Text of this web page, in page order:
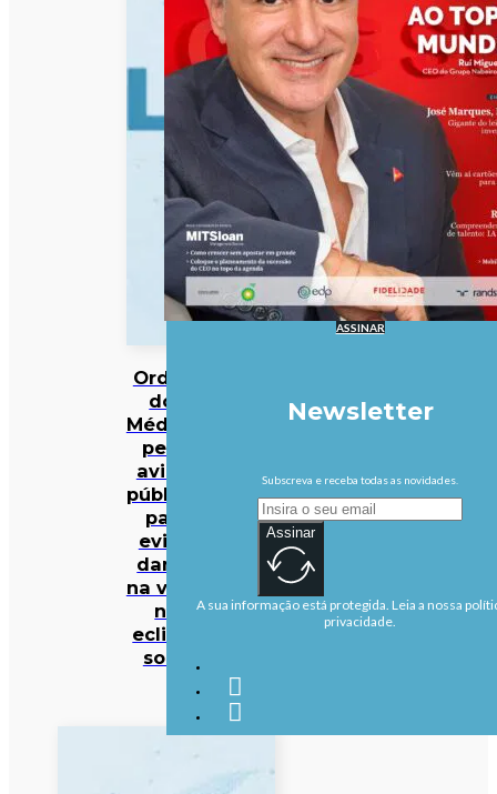
Ordem
dos
Médicos
pede
avisos
públicos
para
evitar
danos
na visão
no
eclipse
solar
ASSINAR
Newsletter
Subscreva e receba todas as novidades.
Assinar
A sua informação está protegida. Leia a nossa
privacidade.